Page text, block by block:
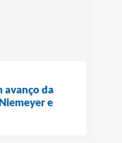
avanço da
e